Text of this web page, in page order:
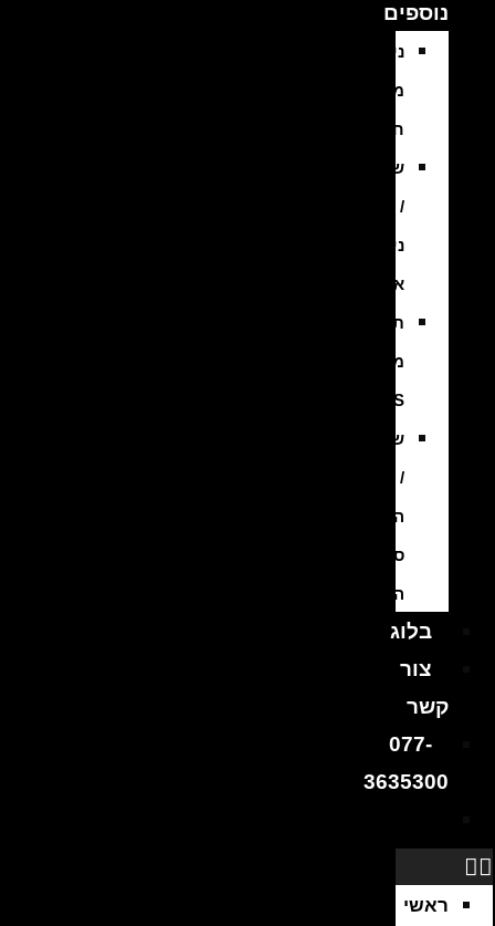
נוספים
ניקוי
מסנן
חלקיקים
שיפוץ
/
ניקוי
אינג’קטורים
תיקון
מערכת
ABS
שיפוץ
/
החלפת
סוללה
היברידית
בלוג
צור
קשר
077-
3635300
ראשי